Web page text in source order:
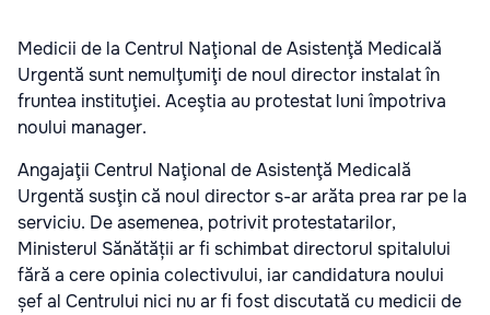
Medicii de la Centrul Naţional de Asistenţă Medicală
Urgentă sunt nemulţumiţi de noul director instalat în
fruntea instituţiei. Aceştia au protestat luni împotriva
noului manager.
Angajaţii Centrul Naţional de Asistenţă Medicală
Urgentă susţin că noul director s-ar arăta prea rar pe la
serviciu. De asemenea, potrivit protestatarilor,
Ministerul Sănătății ar fi schimbat directorul spitalului
fără a cere opinia colectivului, iar candidatura noului
șef al Centrului nici nu ar fi fost discutată cu medicii de